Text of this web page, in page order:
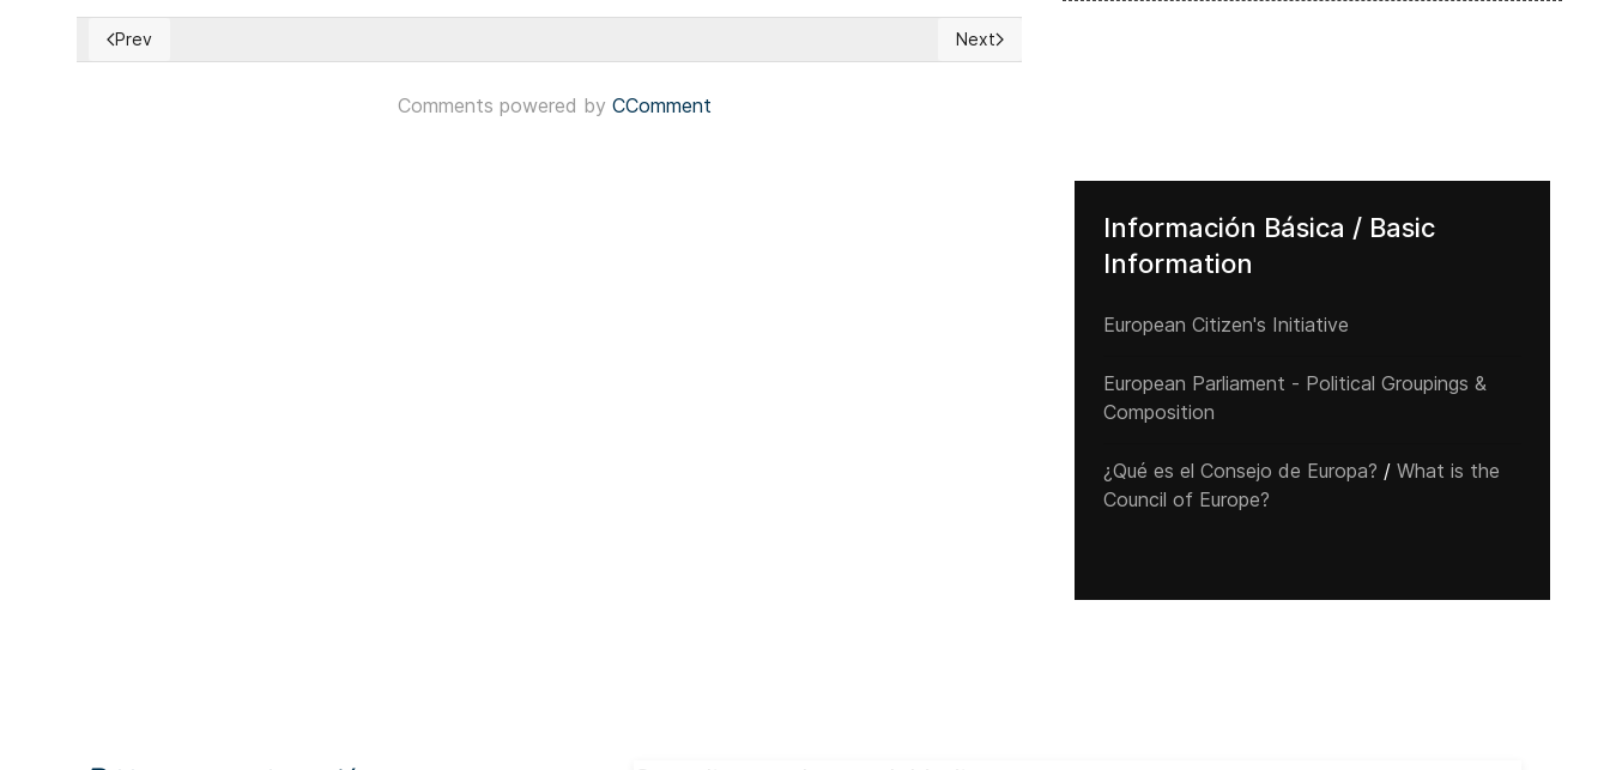
Previous article: Argentina: Peronismo se reafirma como alternativa soberana frente a Javier Milei
Prev Next article: EUA: Legisladora estatal demócrata Gina Hinojosa lanzó
Next
Comments powered byCComment
Información Básica / Basic
Information
European Citizen's Initiative
European Parliament - Political Groupings &
Composition
¿Qué es el Consejo de Europa? / What is the
Council of Europe?